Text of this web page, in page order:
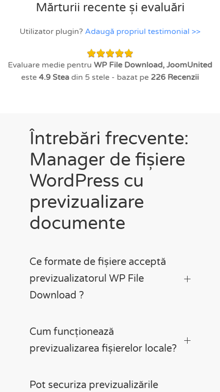
Mărturii recente și evaluări
Utilizator plugin? Adaugă propriul testimonial >>
Evaluare medie pentru WP File Download, JoomUnited
este 4.9 Stea din 5 stele - bazat pe 226 Recenzii
Întrebări frecvente:
Manager de fișiere
WordPress cu
previzualizare
documente
Ce formate de fișiere acceptă
previzualizatorul WP File
Download ?
Cum funcționează
previzualizarea fișierelor locale?
Pot securiza previzualizările